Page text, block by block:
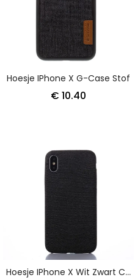
Hoesje IPhone X G-Case Stof
€ 10.40
Hoesje IPhone X Wit Zwart Chique Stof